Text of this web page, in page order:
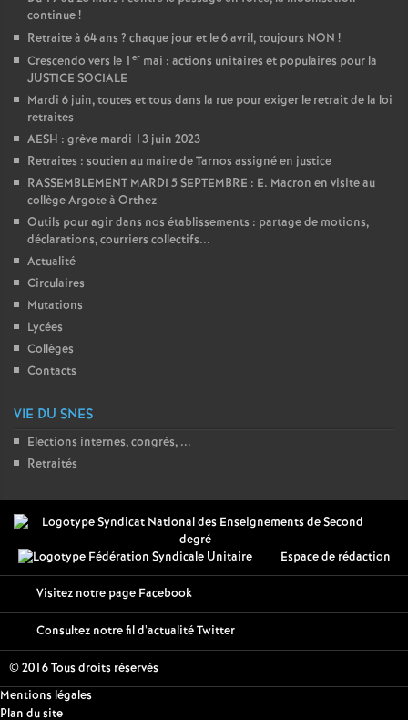
continue!
Retraite à 64 ans ? chaque jour et le 6 avril, toujours NON !
Crescendo vers le 1 er mai : actions unitaires et populaires pour la
JUSTICE SOCIALE
Mardi 6 juin, toutes et tous dans la rue pour exiger le retrait de la loi
retraites
AESH : grève mardi 13 juin 2023
Retraites : soutien au maire de Tarnos assigné en justice
RASSEMBLEMENT MARDI 5 SEPTEMBRE : E. Macron en visite au
collège Argote à Orthez
Outils pour agir dans nos établissements : partage de motions,
déclarations, courriers collectifs...
Actualité
Circulaires
Mutations
Lycées
Collèges
Contacts
VIE DU SNES
Elections internes, congrés, ...
Retraités
Espace de rédaction
Visitez notre page Facebook
Consultez notre fil d'actualité Twitter
© 2016 Tous droits réservés
Mentions légales
Plan du site